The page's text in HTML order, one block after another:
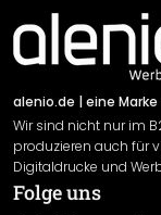
Newsletter
Impressum
Versand &
Rücksendung
Widerrufsrecht
Gewährleistung
alenio.de | eine
Wir sind nicht nur im
produzieren auch für
Digitaldrucke und
Folge uns